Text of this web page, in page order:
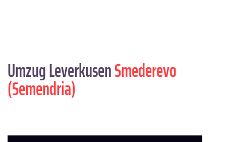
Umzug LeverkusenSmederevo
(Semendria)